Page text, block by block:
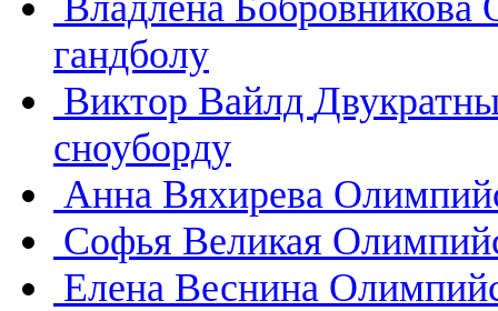
гандболу
Виктор Вайлд
сноуборду
Анна Вяхирева
Софья Великая
Елена Веснина